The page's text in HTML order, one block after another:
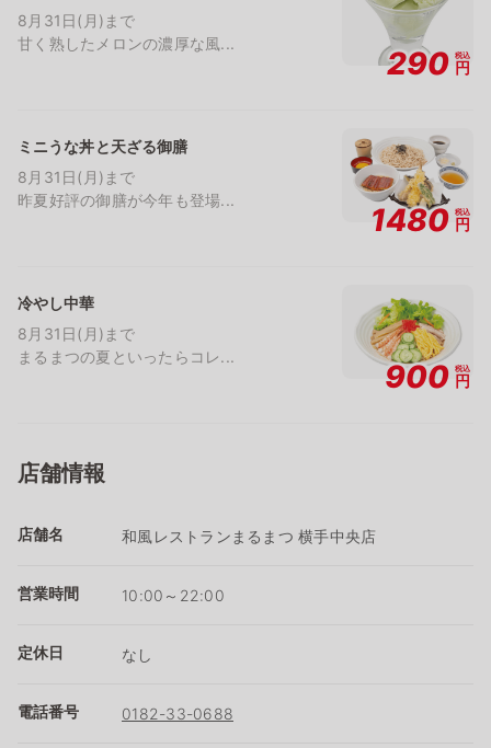
8月31日(月)まで
甘く熟したメロンの濃厚な風...
290 税込
円
ミニうな丼と天ざる御膳
8月31日(月)まで
昨夏好評の御膳が今年も登場...
1480 税込
円
冷やし中華
8月31日(月)まで
まるまつの夏といったらコレ...
900 税込
円
店舗情報
店舗名 和風レストランまるまつ 横手中央店
営業時間 10:00～22:00
定休日 なし
電話番号 0182-33-0688